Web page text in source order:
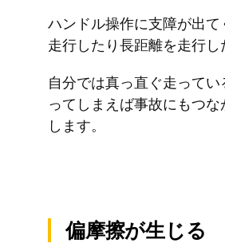
ハンドル操作に支障が出
走行したり長距離を走行し
自分では真っ直ぐ走って
ってしまえば事故にもつ
します。
偏摩擦が生じる